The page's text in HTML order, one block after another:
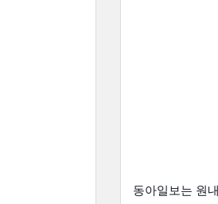
동아일보는 원